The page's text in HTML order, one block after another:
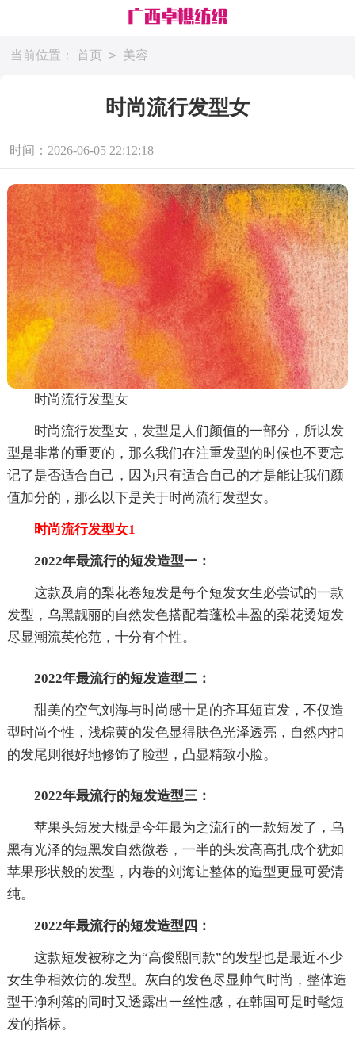
当前位置： 首页 > 美容
时尚流行发型女
时间：2026-06-05 22:12:18
时尚流行发型女
时尚流行发型女，发型是人们颜值的一部分，所以发
型是非常的重要的，那么我们在注重发型的时候也不要忘
记了是否适合自己，因为只有适合自己的才是能让我们颜
值加分的，那么以下是关于时尚流行发型女。
时尚流行发型女1
2022年最流行的短发造型一：
这款及肩的梨花卷短发是每个短发女生必尝试的一款
发型，乌黑靓丽的自然发色搭配着蓬松丰盈的梨花烫短发
尽显潮流英伦范，十分有个性。
2022年最流行的短发造型二：
甜美的空气刘海与时尚感十足的齐耳短直发，不仅造
型时尚个性，浅棕黄的发色显得肤色光泽透亮，自然内扣
的发尾则很好地修饰了脸型，凸显精致小脸。
2022年最流行的短发造型三：
苹果头短发大概是今年最为之流行的一款短发了，乌
黑有光泽的短黑发自然微卷，一半的头发高高扎成个犹如
苹果形状般的发型，内卷的刘海让整体的造型更显可爱清
纯。
2022年最流行的短发造型四：
这款短发被称之为“高俊熙同款”的发型也是最近不少
女生争相效仿的.发型。灰白的发色尽显帅气时尚，整体造
型干净利落的同时又透露出一丝性感，在韩国可是时髦短
发的指标。